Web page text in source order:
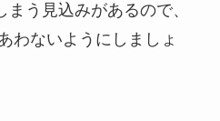
う見込みがあるので、
わないようにしましょ